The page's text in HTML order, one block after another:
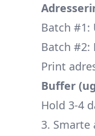
Batch #1:
Batch #2:
Print
Buffer
Hold 3-4
3.